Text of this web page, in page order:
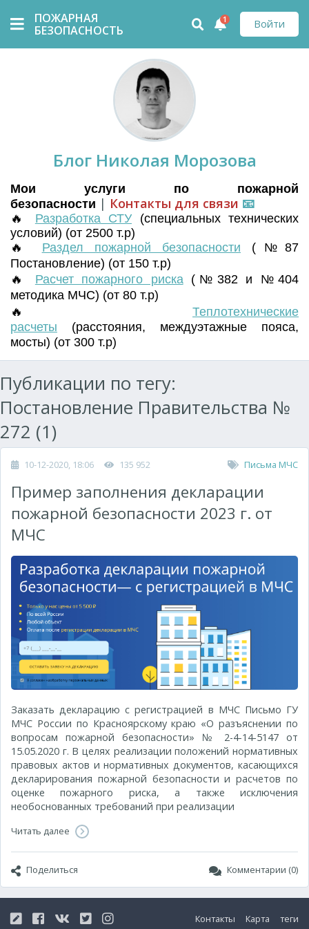
ПОЖАРНАЯ
БЕЗОПАСНОСТЬ
Войти
1
Блог Николая Морозова
Мои услуги по пожарной
безопасности | Контакты для связи 📧
🔥 Разработка СТУ (специальных технических
условий) (от 2500 т.р)
🔥 Раздел пожарной безопасности (№87
Постановление) (от 150 т.р)
🔥 Расчет пожарного риска(№382 и №404
методика МЧС) (от 80 т.р)
🔥 Теплотехнические
расчеты (расстояния, междуэтажные пояса,
мосты) (от 300 т.р)
Публикации по тегу:
Постановление Правительства №
272 (1)
10-12-2020, 18:06 135 952 Письма МЧС
Пример заполнения декларации
пожарной безопасности 2023 г. от
МЧС
Заказать декларацию с регистрацией в МЧС Письмо ГУ
МЧС России по Красноярскому краю «О разъяснении по
вопросам пожарной безопасности» № 2-4-14-5147 от
15.05.2020 г. В целях реализации положений нормативных
правовых актов и нормативных документов, касающихся
декларирования пожарной безопасности и расчетов по
оценке пожарного риска, а также исключения
необоснованных требований при реализации
Читать далее
Поделиться Комментарии (0)
Контакты Карта теги